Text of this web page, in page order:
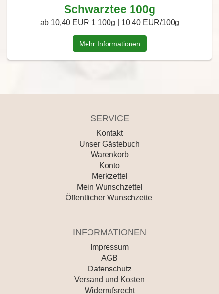
Schwarztee 100g
ab 10,40 EUR 1 100g | 10,40 EUR/100g
Mehr Informationen
SERVICE
Kontakt
Unser Gästebuch
Warenkorb
Konto
Merkzettel
Mein Wunschzettel
Öffentlicher Wunschzettel
INFORMATIONEN
Impressum
AGB
Datenschutz
Versand und Kosten
Widerrufsrecht